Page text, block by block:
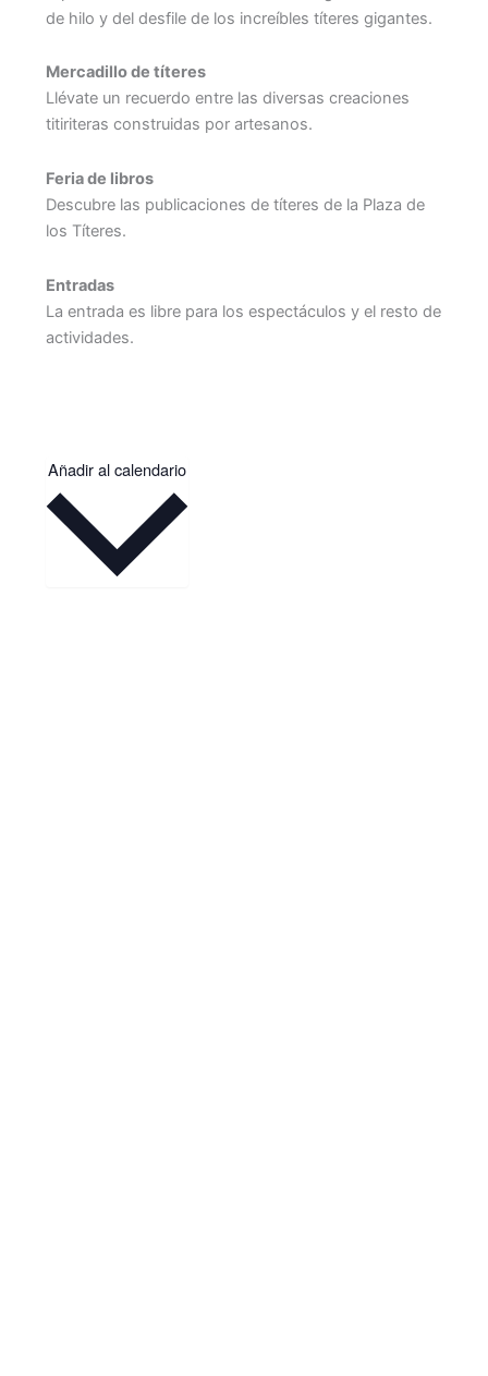
de hilo y del desfile de los increíbles títeres gigantes.
Mercadillo de títeres
Llévate un recuerdo entre las diversas creaciones
titiriteras construidas por artesanos.
Feria de libros
Descubre las publicaciones de títeres de la Plaza de
los Títeres.
Entradas
La entrada es libre para los espectáculos y el resto de
actividades.